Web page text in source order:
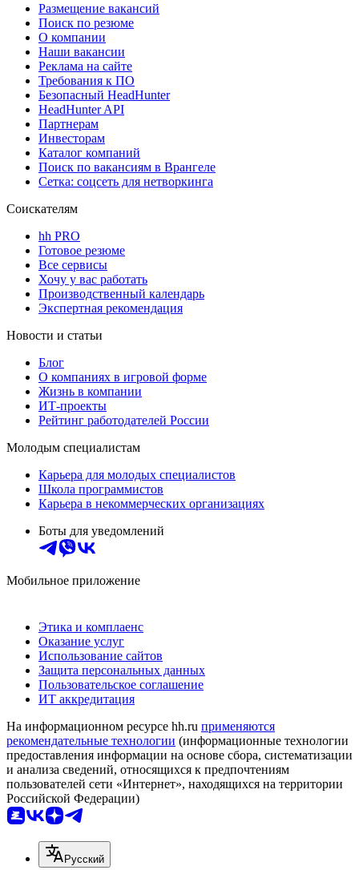
Размещение вакансий
Поиск по резюме
О компании
Наши вакансии
Реклама на сайте
Требования к ПО
Безопасный HeadHunter
HeadHunter API
Партнерам
Инвесторам
Каталог компаний
Поиск по вакансиям в Врангеле
Сетка: соцсеть для нетворкинга
Соискателям
hh PRO
Готовое резюме
Все сервисы
Хочу у вас работать
Производственный календарь
Экспертная рекомендация
Новости и статьи
Блог
О компаниях в игровой форме
Жизнь в компании
ИТ-проекты
Рейтинг работодателей России
Молодым специалистам
Карьера для молодых специалистов
Школа программистов
Карьера в некоммерческих организациях
Боты для уведомлений
Мобильное приложение
Этика и комплаенс
Оказание услуг
Использование сайтов
Защита персональных данных
Пользовательское соглашение
ИТ аккредитация
На информационном ресурсе hh.ru применяются
рекомендательные технологии (информационные технологии
предоставления информации на основе сбора, систематизации
и анализа сведений, относящихся к предпочтениям
пользователей сети «Интернет», находящихся на территории
Российской Федерации)
Русский